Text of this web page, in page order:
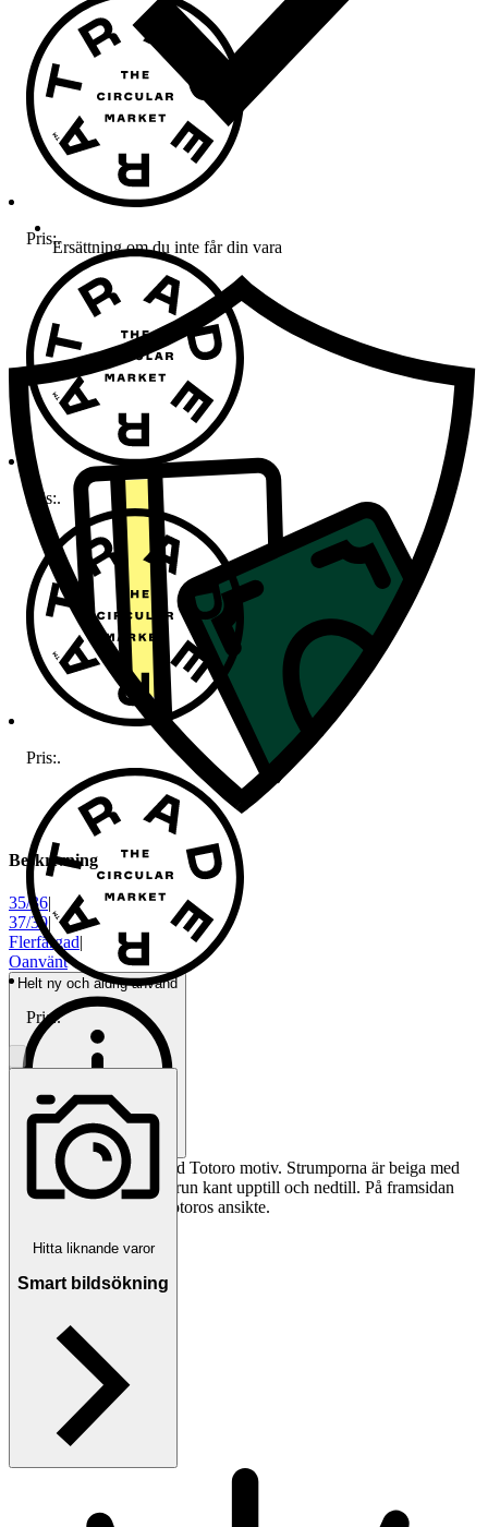
Ersättning om du inte får din vara
Beskrivning
35/36|
37/39|
Flerfärgad|
Oanvänt
Helt ny och aldrig använd
Ett par söta strumpor med Totoro motiv. Strumporna är beiga med
vita prickar och har en brun kant upptill och nedtill. På framsidan
finns ett stort tryck av Totoros ansikte.
Objektnr 734 637 149
Visningar 75
Sälj liknande
Pris:.
Pris:.
Pris:.
Pris:.
Hitta liknande varor
Smart bildsökning